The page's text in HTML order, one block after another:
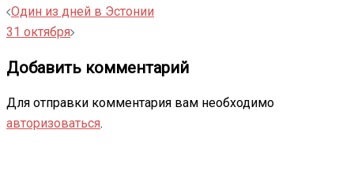
Навигация
записи
Один из дней в Эстонии
31 октября
Добавить комментарий
Для отправки комментария вам необходимо
авторизоваться.